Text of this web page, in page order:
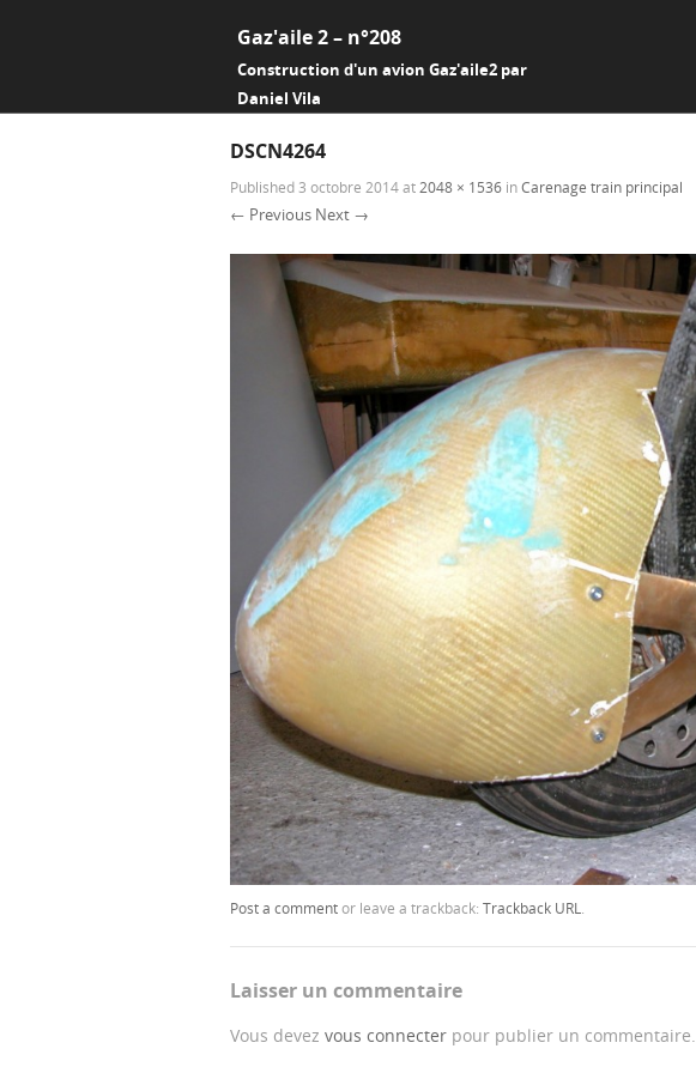
Gaz'aile 2 – n°208
Construction d'un avion Gaz'aile2 par
Daniel Vila
DSCN4264
Published 3 octobre 2014at 2048 × 1536 inCarenage train principal
← Previous Next →
Post a commentor leave a trackback: Trackback URL.
Laisser un commentaire
Vous devez vous connecter pour publier un commentaire.